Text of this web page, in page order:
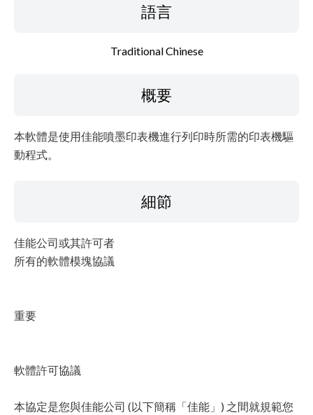
語言
Traditional Chinese
概要
本軟體是使用佳能噴墨印表機進行列印時所需的印表機驅
動程式。
細節
佳能公司或其許可者
所有的軟體模塊協議
重要
軟體許可協議
本協定是您與佳能公司 (以下簡稱「佳能」) 之間就規範您